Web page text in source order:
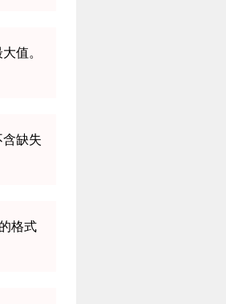
值。
缺失
格式